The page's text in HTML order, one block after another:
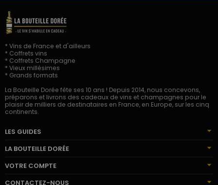
* Vins de France et d'ailleurs
* Coffrets vins
* Coffrets Champagne
* Vieux millésimes
* Grands formats
La Bouteille Dorée fête ses 10 ans ! Depuis 2014, nous concevons,
préparons et livrons des cadeaux de vins et champagnes pour le
plaisir de milliers de destinataires en France, en Europe, sur les cinq
continents.
LES GUIDES
LA BOUTEILLE DORÉE
VOTRE COMPTE
CONTACTEZ-NOUS